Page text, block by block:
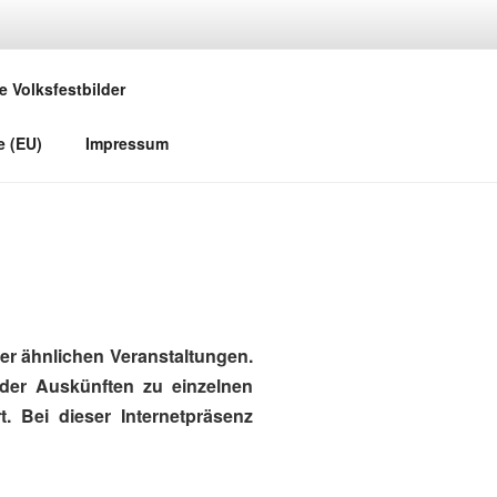
Volksfestbilder
(EU) Impressum
ähnlichen Veranstaltungen.
Auskünften zu einzelnen
Bei dieser Internetpräsenz